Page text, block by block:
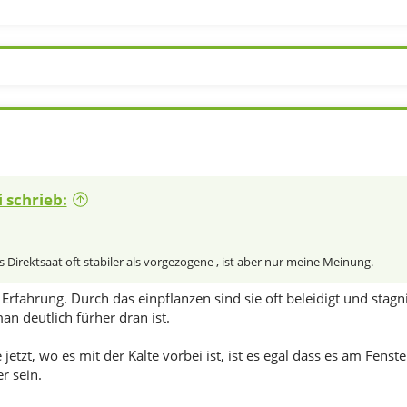
aus den Vorjahren
- Hausgarten.net
- Hausgarten.net
- Hausgarten.net
schrieb:
Direktsaat oft stabiler als vorgezogene , ist aber nur meine Meinung.
Erfahrung. Durch das einpflanzen sind sie oft beleidigt und
deutlich fürher dran ist.
jetzt, wo es mit der Kälte vorbei ist, ist es egal dass es am
sein.